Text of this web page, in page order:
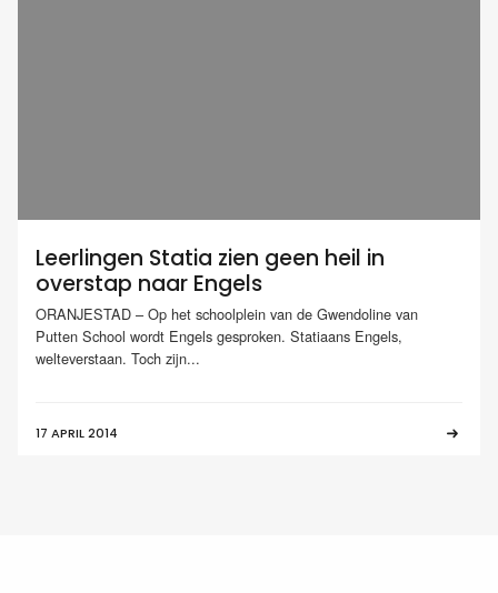
Leerlingen Statia zien geen heil in
overstap naar Engels
ORANJESTAD – Op het schoolplein van de Gwendoline van
Putten School wordt Engels gesproken. Statiaans Engels,
welteverstaan. Toch zijn...
17 APRIL 2014